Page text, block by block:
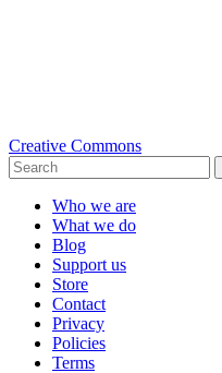
Creative Commons
Who we are
What we do
Blog
Support us
Store
Contact
Privacy
Policies
Terms